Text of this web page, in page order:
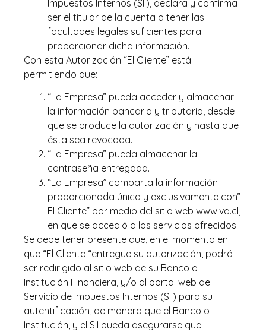
Impuestos Internos (SII), declara y confirma
ser el titular de la cuenta o tener las
facultades legales suficientes para
proporcionar dicha información.
Con esta Autorización “El Cliente” está
permitiendo que:
“La Empresa” pueda acceder y almacenar
la información bancaria y tributaria, desde
que se produce la autorización y hasta que
ésta sea revocada.
“La Empresa” pueda almacenar la
contraseña entregada.
“La Empresa” comparta la información
proporcionada única y exclusivamente con”
El Cliente” por medio del sitio web www.va.cl,
en que se accedió a los servicios ofrecidos.
Se debe tener presente que, en el momento en
que “El Cliente “entregue su autorización, podrá
ser redirigido al sitio web de su Banco o
Institución Financiera, y/o al portal web del
Servicio de Impuestos Internos (SII) para su
autentificación, de manera que el Banco o
Institución, y el SII pueda asegurarse que